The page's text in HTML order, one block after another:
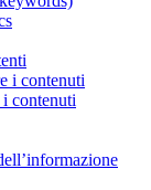
i contenuti
contenuti